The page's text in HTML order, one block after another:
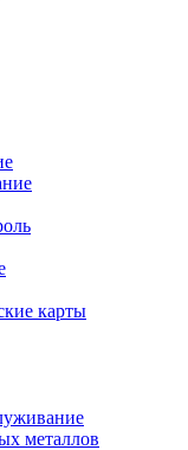
карты
металлов